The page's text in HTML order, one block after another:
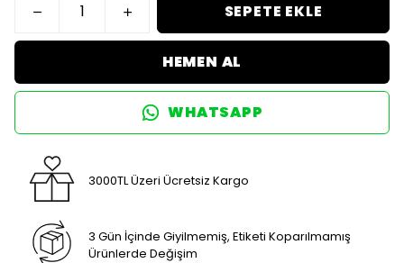
SEPETE EKLE
HEMEN AL
WHATSAPP
3000TL Üzeri Ücretsiz Kargo
3 Gün İçinde Giyilmemiş, Etiketi Koparılmamış
Ürünlerde Değişim